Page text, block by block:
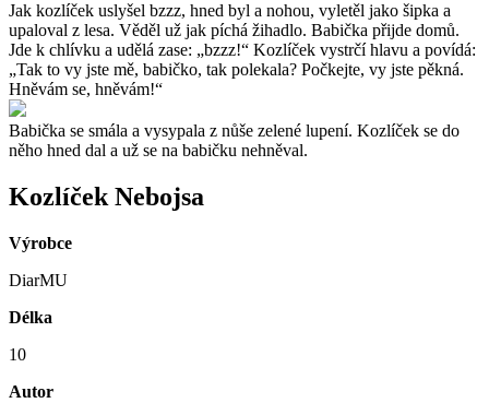
Jak kozlíček uslyšel bzzz, hned byl a nohou, vyletěl jako šipka a
upaloval z lesa. Věděl už jak píchá žihadlo. Babička přijde domů.
Jde k chlívku a udělá zase: „bzzz!“ Kozlíček vystrčí hlavu a povídá:
„Tak to vy jste mě, babičko, tak polekala? Počkejte, vy jste pěkná.
Hněvám se, hněvám!“
Babička se smála a vysypala z nůše zelené lupení. Kozlíček se do
něho hned dal a už se na babičku nehněval.
Kozlíček Nebojsa
Výrobce
DiarMU
Délka
10
Autor